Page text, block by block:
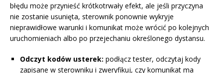
błędu może przynieść krótkotrwały efekt, ale jeśli przyczyna
nie zostanie usunięta, sterownik ponownie wykryje
nieprawidłowe warunki i komunikat może wrócić po kolejnych
uruchomieniach albo po przejechaniu określonego dystansu.
Odczyt kodów usterek: podłącz tester, odczytaj kody
zapisane w sterowniku i zweryfikuj, czy komunikat ma